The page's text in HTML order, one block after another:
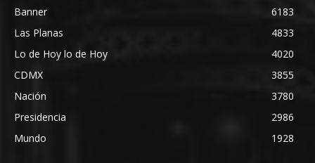
Banner
6183
Las Planas
4833
Lo de Hoy lo de Hoy
4020
CDMX
3855
Nación
3780
Presidencia
2986
Mundo
1928